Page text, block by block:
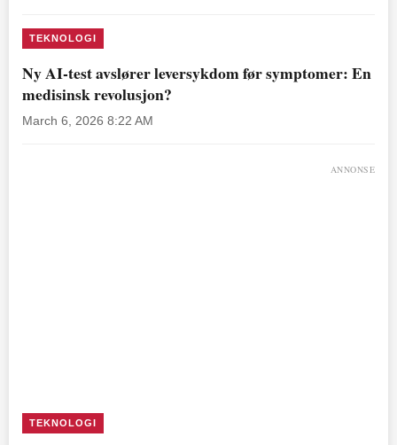
TEKNOLOGI
Ny AI-test avslører leversykdom før symptomer: En
medisinsk revolusjon?
March 6, 2026 8:22 AM
ANNONSE
TEKNOLOGI